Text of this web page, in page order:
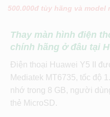
500.000đ tùy hãng và model
Thay màn hình điện
chính hãng ở đâu tại
Điện thoại Huawei Y5 II
Mediatek MT6735, tốc độ
nhớ trong 8 GB, người
thẻ MicroSD.